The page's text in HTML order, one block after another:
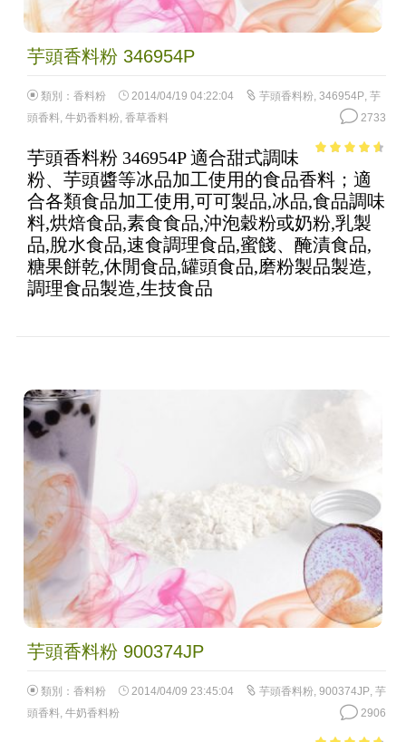
芋頭香料粉 346954P
類別： 香料粉 2014/04/19 04:22:04 芋頭香料粉, 346954P, 芋
頭香料, 牛奶香料粉, 香草香料 2733
of 5
芋頭香料粉 346954P 適合甜式調味
粉、芋頭醬等冰品加工使用的食品香料；適
合各類食品加工使用,可可製品,冰品,食品調味
料,烘焙食品,素食食品,沖泡穀粉或奶粉,乳製
品,脫水食品,速食調理食品,蜜餞、醃漬食品,
糖果餅乾,休閒食品,罐頭食品,磨粉製品製造,
調理食品製造,生技食品
芋頭香料粉 900374JP
類別： 香料粉 2014/04/09 23:45:04 芋頭香料粉, 900374JP, 芋
頭香料, 牛奶香料粉 2906